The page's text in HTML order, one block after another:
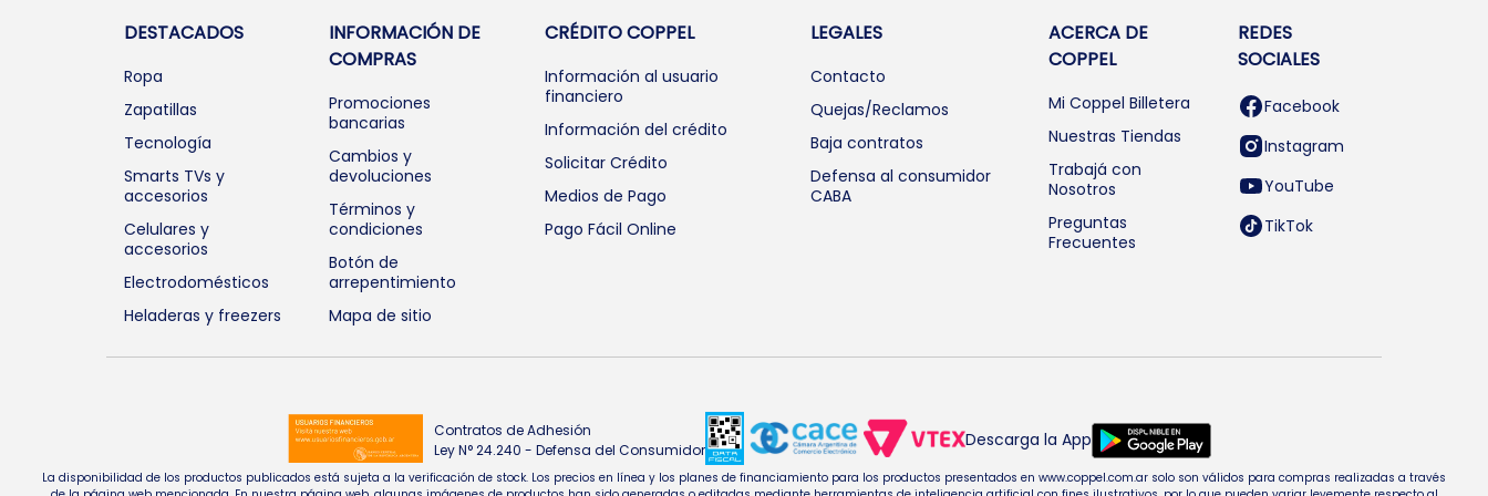
DESTACADOS
Ropa
Zapatillas
Tecnología
Smarts TVs y
accesorios
Celulares y
accesorios
Electrodomésticos
Heladeras y freezers
INFORMACIÓN DE
COMPRAS
Promociones
bancarias
Cambios y
devoluciones
Términos y
condiciones
Botón de
arrepentimiento
Mapa de sitio
CRÉDITO COPPEL
Información al usuario
financiero
Información del crédito
Solicitar Crédito
Medios de Pago
Pago Fácil Online
LEGALES
Contacto
Quejas/Reclamos
Baja contratos
Defensa al consumidor
CABA
ACERCA DE
COPPEL
Mi Coppel Billetera
Nuestras Tiendas
Trabajá con
Nosotros
Preguntas
Frecuentes
REDES
SOCIALES
Facebook
Instagram
YouTube
TikTok
Contratos de Adhesión
Ley N° 24.240 - Defensa del Consumidor
Descarga la App
La disponibilidad de los productos publicados está sujeta a la verificación de stock. Los precios en línea y los planes de financiamiento para los productos presentados en www.coppel.com.ar solo son válidos para compras realizadas a través